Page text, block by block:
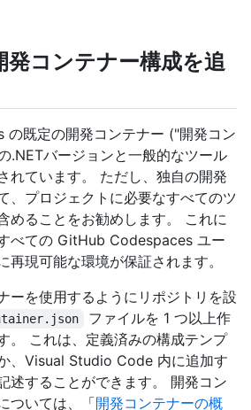
発コンテナー構成を追
既定の開発コンテナー ("開発コン
.NETバージョンと一般的なツール
れています。 ただし、独自の開発
、プロジェクトに必要なすべてのツ
めることをお勧めします。 これに
べての GitHub Codespaces ユー
再現可能な環境が保証されます。
ーを使用するようにリポジトリを設
ファイルを 1 つ以上作
。 これは、定義済みの構成テンプ
、Visual Studio Code 内に追加す
述することができます。 開発コン
ついては、「開発コンテナーの概